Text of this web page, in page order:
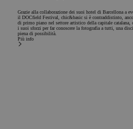
Grazie alla collaborazione dei suoi hotel di Barcellona a
il DOCfield Festival, chic&basic si è contraddistinto,
di primo piano nel settore artistico della capitale catalana,
i suoi sforzi per far conoscere la fotografia a tutti, una
piena di possibilità.
Più info